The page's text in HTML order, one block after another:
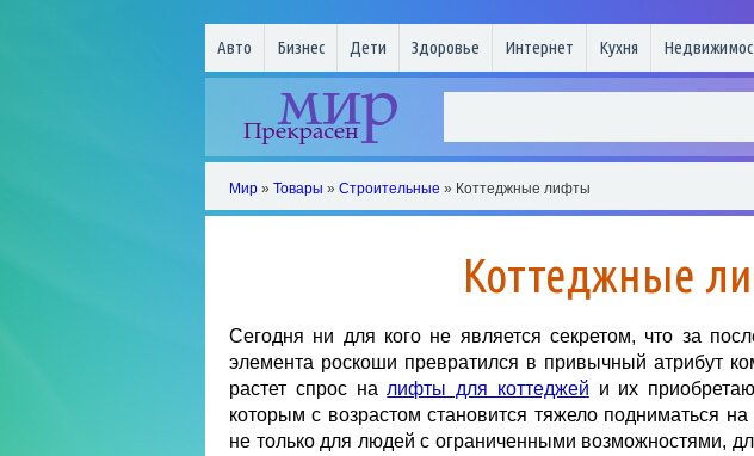
Авто Бизнес Дети Здоровье Интернет Кухня
Мир » Товары » Строительные » Коттеджные лифты
Коттеджные
Сегодня ни для кого не является секретом, что за
элемента роскоши превратился в привычный атрибут
растет спрос на лифты для коттеджей и их
которым с возрастом становится тяжело подниматься
не только для людей с ограниченными возможностями,